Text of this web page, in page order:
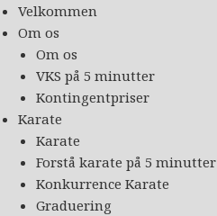
Velkommen
Om os
Om os
VKS på 5 minutter
Kontingentpriser
Karate
Karate
Forstå karate på 5 minutter
Konkurrence Karate
Graduering